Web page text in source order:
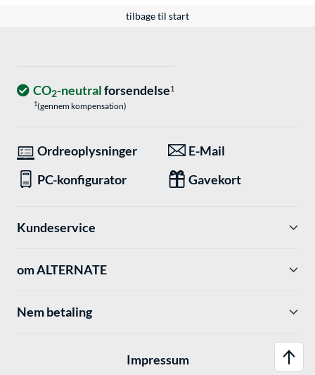
tilbage til start
CO2-neutralforsendelse1
1(gennem kompensation)
Ordreoplysninger
E-Mail
PC-konfigurator
Gavekort
Kundeservice
om ALTERNATE
Nem betaling
Impressum